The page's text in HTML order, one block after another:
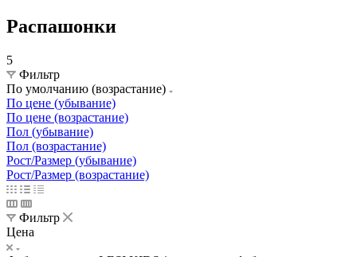
Распашонки
5
Фильтр
По умолчанию (возрастание)
По цене (убывание)
По цене (возрастание)
Пол (убывание)
Пол (возрастание)
Рост/Размер (убывание)
Рост/Размер (возрастание)
Фильтр
Цена